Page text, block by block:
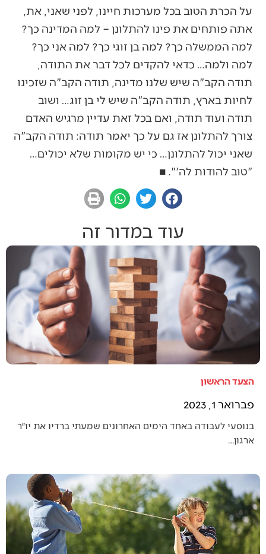
על הכרת הטוב בכל מערכות חיינו, לפני שאני, את,
אתה פותחים את פינו להתלונן – למה המדינה כך?
למה הממשלה כך? למה בן זוגי כך? למה אני כך?
למה ולמה… כדאי להקדים לכל דבר את התודה,
תודה הקב"ה שיש שלנו מדינה, תודה הקב"ה שזכינו
לחיות בארץ, תודה הקב"ה שיש לי בן זוג… ושוב
תודה ועוד תודה, ואם בכל זאת עדיין מרגיש האדם
צורך להתלונן אז גם על כך יאמר תודה: תודה הקב"ה
שאני יכול להתלונן… כי יש מקומות שלא יכולים…
"טוב להודות לה'". ■
עוד במדור זה
הצעד הראשון
פברואר 1, 2023
בנוסעי לעבודה באחד הימים האחרונים שמעתי ברדיו את יו״ר
ארגון…